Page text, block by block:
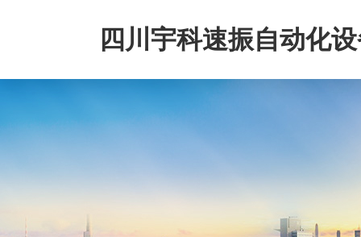
四川宇科速振自动化
公司